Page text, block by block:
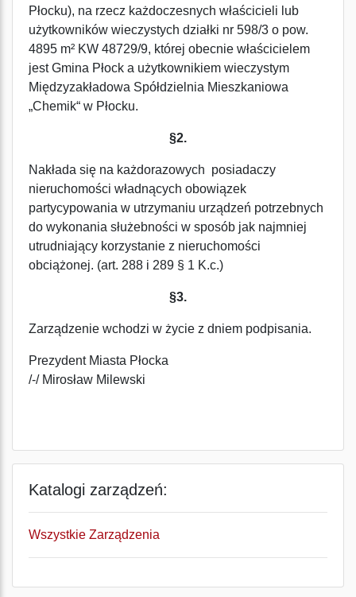
Płocku), na rzecz każdoczesnych właścicieli lub
użytkowników wieczystych działki nr 598/3 o pow.
4895 m² KW 48729/9, której obecnie właścicielem
jest Gmina Płock a użytkownikiem wieczystym
Międzyzakładowa Spółdzielnia Mieszkaniowa
„Chemik“ w Płocku.
§2.
Nakłada się na każdorazowych posiadaczy
nieruchomości władnących obowiązek
partycypowania w utrzymaniu urządzeń potrzebnych
do wykonania służebności w sposób jak najmniej
utrudniający korzystanie z nieruchomości
obciążonej. (art. 288 i 289 § 1 K.c.)
§3.
Zarządzenie wchodzi w życie z dniem podpisania.
Prezydent Miasta Płocka
/-/ Mirosław Milewski
Katalogi zarządzeń:
Wszystkie Zarządzenia